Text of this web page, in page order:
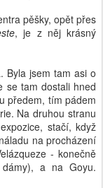
pěšky, opět přes
, je z něj krásný
Byla jsem tam asi o
se tam dostali hned
předem, tím pádem
Na druhou stranu
stačí, když
na procházení
- konečně
a na Goyu.